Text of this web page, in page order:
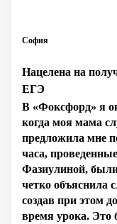
София
Нацелена на
ЕГЭ
В «Фоксфорд» я
когда моя мама
предложила мне
часа,
Фазиулиной,
четко
создав при этом
время урока.